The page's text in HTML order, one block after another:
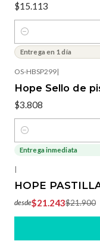
$15.113
Cantidad
Entrega en 1 día
OS-HBSP299|
Hope Sello de
$3.808
Cantidad
Entrega inmediata
|
HOPE
desde$21.243$21.900